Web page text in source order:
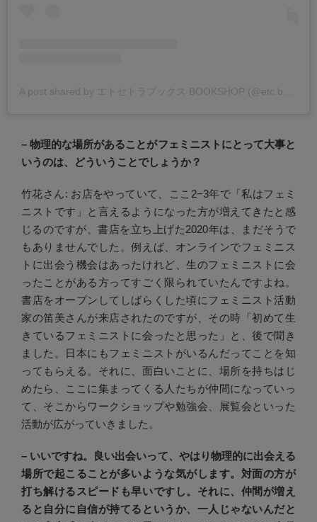
A post shared by エトセトラブックス BOOKSHOP (@etc.books_bookshop)
– 物理的な場所があることがフェミニストにとって大事と
いうのは、どういうことでしょうか？
竹花さん: お店をやっていて、ここ2−3年で「私はフェミ
ニストです」と言えるようになった方が増えてきたと感
じるのですが、書店を立ち上げた2020年は、まだそうで
もありませんでした。例えば、オンラインでフェミニス
トに出会う機会はあったけれど、生のフェミニストに会
ったことがある方ってすごく限られていたんですよね。
書店をオープンしてしばらくした頃にフェミニスト活動
家の笛美さんが来店されたのですが、その時「初めて生
きているフェミニストに会ったと思った」と、後で聞き
ました。日本にもフェミニストがいるんだってことを知
ってもらえる。それに、面白いことに、場所を持ちはじ
めたら、ここに集まってくる人たちが仲間になっていっ
て、そこからワークショップや勉強会、展覧会といった
活動が広がっていきました。
– いいですね。良い出会いって、やはり物理的に出会える
場所で起こることが多いような気がします。対面の方が
打ち解けるスピードも早いですし。それに、仲間が増え
ると自分に自信が持てるというか、一人じゃないんだと